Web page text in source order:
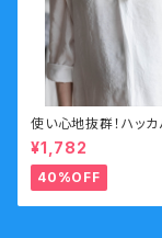
使い心地抜群！ハッカ
ネンタオル
¥1,782
40%OFF